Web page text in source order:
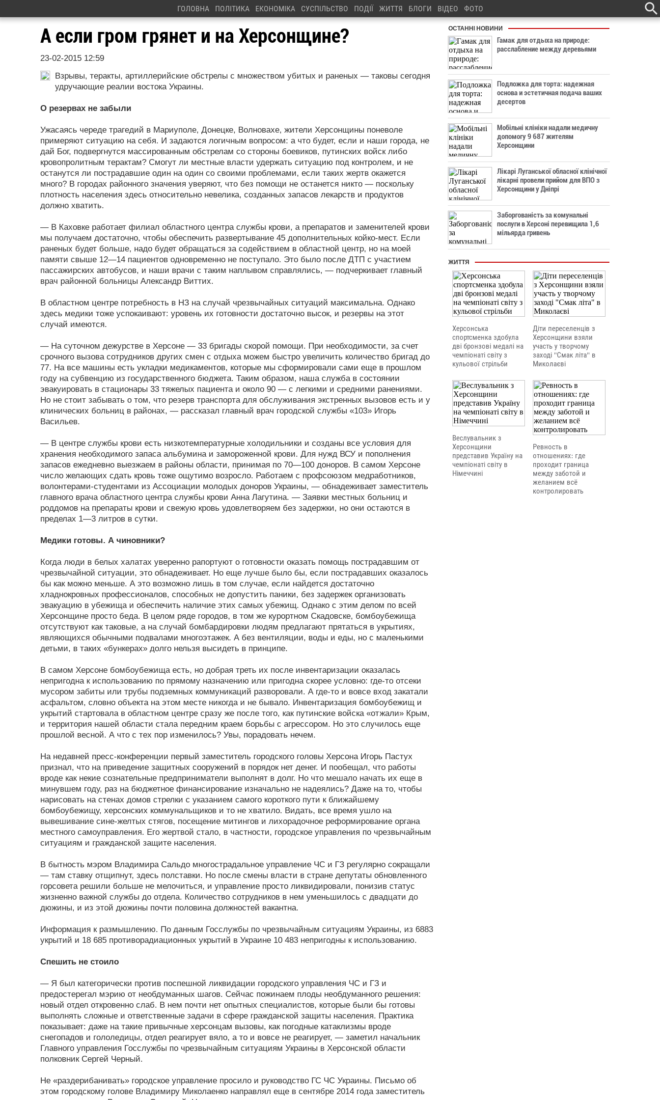
ГОЛОВНА ПОЛІТИКА ЕКОНОМІКА СУСПІЛЬСТВО ПОДІЇ ЖИТТЯ БЛОГИ ВІДЕО ФОТО
А если гром грянет и на Херсонщине?
23-02-2015 12:59
Взрывы, теракты, артиллерийские обстрелы с множеством убитых и раненых — таковы сегодня
удручающие реалии востока Украины.
О резервах не забыли
Ужасаясь череде трагедий в Ма­риуполе, Донецке, Волновахе, жители Херсонщины поневоле
примеряют ситуацию на себя. И задаются логичным вопросом: а что будет, если и наши города, не
дай Бог, подвергнутся массированным обстрелам со стороны боевиков, путинских войск либо
кровопролитным терактам? Смогут ли местные власти удержать ситуацию под контролем, и не
останутся ли пострадавшие один на один со своими проблемами, если таких жертв окажется
много? В городах районного значения уверяют, что без помощи не останется никто — поскольку
плотность населения здесь относительно невелика, созданных запасов лекарств и продуктов
должно хватить.
— В Каховке работает филиал областного центра службы крови, а препаратов и заменителей крови
мы получаем достаточно, чтобы обеспечить развертывание 45 дополнительных койко-мест. Если
раненых будет больше, надо будет обращаться за содействием в областной центр, но на моей
памяти свыше 12—14 пациентов одновременно не поступало. Это было после ДТП с участием
пассажирских автобусов, и наши врачи с таким наплывом справлялись, — подчеркивает главный
врач районной больницы Александр Виттих.
В областном центре потребность в НЗ на случай чрезвычайных ситуаций максимальна. Однако
здесь медики тоже успокаивают: уровень их готовности достаточно высок, и резервы на этот
случай имеются.
— На суточном дежурстве в Херсо­не — 33 бригады скорой помощи. При необходимости, за счет
срочного вызова сотрудников других смен с отдыха можем быстро увеличить количество бригад до
77. На все машины есть укладки медикаментов, которые мы сформировали сами еще в прошлом
году на субвенцию из государственного бюджета. Таким образом, наша служба в состоянии
эвакуировать в стационары 33 тяжелых пациента и около 90 — с легкими и средними ранениями.
Но не стоит забывать о том, что резерв транспорта для обслуживания экстренных вызовов есть и у
клинических больниц в районах, — рассказал главный врач городской службы «103» Игорь
Васильев.
— В центре службы крови есть низкотемпературные холодильники и созданы все условия для
хранения необходимого запаса альбумина и замороженной крови. Для нужд ВСУ и пополнения
запасов ежедневно выезжаем в районы области, принимая по 70—100 доноров. В самом Херсоне
число желающих сдать кровь тоже ощутимо возросло. Работаем с профсоюзом медработников,
волонтерами-студентами из Ассоциации молодых доноров Украины, — обнадеживает заместитель
главного врача областного центра службы крови Анна Лагутина. — Заявки местных больниц и
роддомов на препараты крови и свежую кровь удовлетворяем без задержки, но они остаются в
пределах 1—3 литров в сутки.
Медики готовы. А чиновники?
Когда люди в белых халатах уверенно рапортуют о готовности оказать помощь пострадавшим от
чрезвычайной ситуации, это обнадеживает. Но еще лучше было бы, если по­страдавших оказалось
бы как можно меньше. А это возможно лишь в том случае, если найдется достаточно
хладнокровных профессионалов, способных не допустить паники, без задержек организовать
эвакуацию в убежища и обеспечить наличие этих самых убежищ. Однако с этим делом по всей
Херсонщине просто беда. В целом ряде городов, в том же курорт­ном Скадовске, бомбоубежища
отсутствуют как таковые, а на случай бомбардировки людям предлагают прятаться в укрытиях,
являющихся обычными подвалами многоэтажек. А без вентиляции, воды и еды, но с маленькими
детьми, в таких «бункерах» долго нельзя высидеть в принципе.
В самом Херсоне бомбоубежища есть, но добрая треть их после инвентаризации оказалась
непригодна к использованию по прямому назначению или пригодна скорее условно: где-то отсеки
мусором забиты или трубы подземных коммуникаций разворовали. А где-то и вовсе вход закатали
асфальтом, словно объекта на этом мес­те никогда и не бывало. Инвентаризация бомбоубежищ и
укрытий стартовала в областном центре сразу же после того, как путинские войска «отжали» Крым,
и территория нашей области стала передним краем борьбы с агрессором. Но это случилось еще
прошлой весной. А что с тех пор изменилось? Увы, порадовать нечем.
На недавней пресс-конференции первый заместитель городского головы Херсона Игорь Пастух
признал, что на приведение защитных сооружений в порядок нет денег. И пообещал, что работы
вроде как некие сознательные предприниматели выполнят в долг. Но что мешало начать их еще в
минувшем году, раз на бюджетное финансирование изначально не надеялись? Даже на то, чтобы
нарисовать на стенах домов стрелки с указанием самого короткого пути к ближайшему
бомбоубежищу, херсонских коммунальщиков и то не хватило. Видать, все время ушло на
вывешивание сине-желтых стягов, посещение митингов и лихорадочное реформирование органа
местного самоуправления. Его жертвой стало, в частности, городское управления по чрезвычайным
ситуациям и гражданской защите населения.
В бытность мэром Владимира Сальдо многострадальное управление ЧС и ГЗ регулярно сокращали
— там ставку отщипнут, здесь полставки. Но после смены власти в стране депутаты обновленного
горсовета решили больше не мелочиться, и управление просто ликвидировали, понизив статус
жизненно важной службы до отдела. Количество сотрудников в нем уменьшилось с двадцати до
дюжины, и из этой дюжины почти половина должностей вакантна.
Информация к размышлению. По данным Госслужбы по чрезвычайным ситуациям Украины, из 6883
укрытий и 18 685 противорадиационных укрытий в Украине 10 483 непригодны к использованию.
Спешить не стоило
— Я был категорически против поспешной ликвидации городского управления ЧС и ГЗ и
предостерегал мэрию от необдуманных шагов. Сейчас пожинаем плоды необдуманного решения:
новый отдел откровенно слаб. В нем почти нет опытных специалистов, которые были бы готовы
выполнять сложные и ответственные задачи в сфере гражданской защиты населения. Практика
показывает: даже на такие привычные херсонцам вызовы, как погодные катаклизмы вроде
снегопадов и гололедицы, отдел реагирует вяло, а то и вовсе не реагирует, — заметил начальник
Главного управления Госслужбы по чрезвычайным ситуациям Украины в Херсонской области
полковник Сергей Черный.
Не «раздерибанивать» городское управление просило и руководство ГС ЧС Украины. Письмо об
этом городскому голове Владимиру Миколаенко направлял еще в сентябре 2014 года заместитель
ОСТАННІ НОВИНИ
Гамак для отдыха на природе:
расслабление между деревьями
Подложка для торта: надежная
основа и эстетичная подача ваших
десертов
Мобільні клініки надали медичну
допомогу 9 687 жителям
Херсонщини
Лікарі Луганської обласної клінічної
лікарні провели прийом для ВПО з
Херсонщини у Дніпрі
Заборгованість за комунальні
послуги в Херсоні перевищила 1,6
мільярда гривень
ЖИТТЯ
Херсонська
спортсменка здобула
дві бронзові медалі на
чемпіонаті світу з
кульової стрільби
Діти переселенців з
Херсонщини взяли
участь у творчому
заході "Смак літа" в
Миколаєві
Веслувальник з
Херсонщини
представив Україну на
чемпіонаті світу в
Німеччині
Ревность в
отношениях: где
проходит граница
между заботой и
желанием всё
контролировать